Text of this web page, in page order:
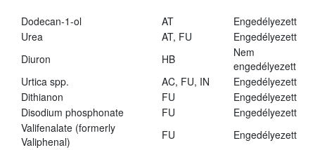
Dodecan-1-ol AT
Engedélyezett
Urea
AT, FU
Engedélyezett
Diuron
HB
Nem
engedélyezett
Urtica spp.
AC, FU, IN
Engedélyezett
Dithianon
FU
Engedélyezett
Disodium phosphonate
FU
Engedélyezett
Valifenalate (formerly
Valiphenal)
FU Engedélyezett